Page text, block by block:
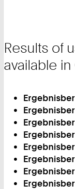
Results of
available